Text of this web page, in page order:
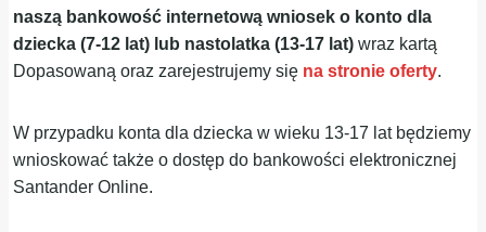
naszą bankowość internetową wniosek o konto dla
dziecka (7-12 lat) lub nastolatka (13-17 lat) wraz kartą
Dopasowaną oraz zarejestrujemy się na stronie oferty.
W przypadku konta dla dziecka w wieku 13-17 lat będziemy
wnioskować także o dostęp do bankowości elektronicznej
Santander Online.